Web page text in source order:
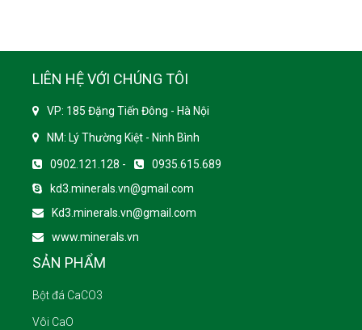
LIÊN HỆ VỚI CHÚNG TÔI
VP: 185 Đặng Tiến Đông - Hà Nội
NM: Lý Thường Kiệt - Ninh Bình
0902.121.128 -
0935.615.689
kd3.minerals.vn@gmail.com
Kd3.minerals.vn@gmail.com
www.minerals.vn
SẢN PHẨM
Bột đá CaCO3
Vôi CaO